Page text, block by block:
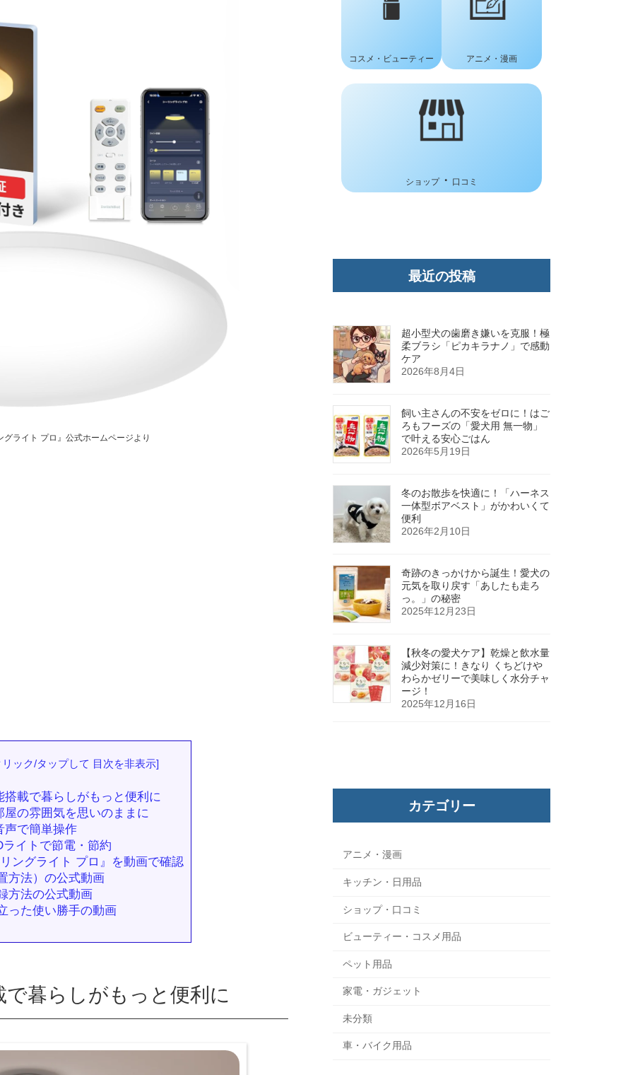
グライト プロ』公式ホームページより
ック/タップして 目次を非表示]
載で暮らしがもっと便利に
の雰囲気を思いのままに
声で簡単操作
イトで節電・節約
ングライト プロ』を動画で確認
方法）の公式動画
方法の公式動画
った使い勝手の動画
暮らしがもっと便利に
コスメ ・ ビューティー アニメ・漫画
ショップ・ 口コミ
最近の投稿
超小型犬の歯磨き嫌いを克服！極
柔ブラシ「ピカキラナノ」で感動
ケア
2026年8月4日
飼い主さんの不安をゼロに！はご
ろもフーズの「愛犬用 無一物」
で叶える安心ごはん
2026年5月19日
冬のお散歩を快適に！「ハーネス
一体型ボアベスト」がかわいくて
便利
2026年2月10日
奇跡のきっかけから誕生！愛犬の
元気を取り戻す「あしたも走ろ
っ。」の秘密
2025年12月23日
【秋冬の愛犬ケア】乾燥と飲水量
減少対策に！きなり くちどけや
わらかゼリーで美味しく水分チャ
ージ！
2025年12月16日
カテゴリー
アニメ・漫画
キッチン・日用品
ショップ・口コミ
ビューティー・コスメ用品
ペット用品
家電・ガジェット
未分類
車・バイク用品